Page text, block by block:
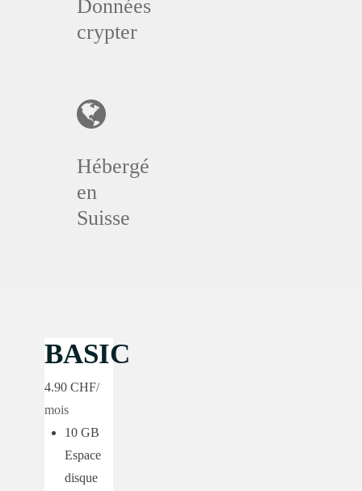
Données
crypter
Hébergé
en
Suisse
BASIC
4.90 CHF/
mois
10 GB
Espace
disque